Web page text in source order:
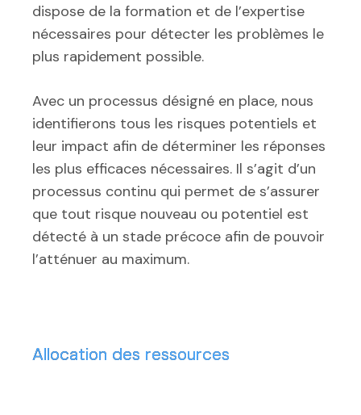
dispose de la formation et de l’expertise
nécessaires pour détecter les problèmes le
plus rapidement possible.
Avec un processus désigné en place, nous
identifierons tous les risques potentiels et
leur impact afin de déterminer les réponses
les plus efficaces nécessaires. Il s’agit d’un
processus continu qui permet de s’assurer
que tout risque nouveau ou potentiel est
détecté à un stade précoce afin de pouvoir
l’atténuer au maximum.
Allocation des ressources